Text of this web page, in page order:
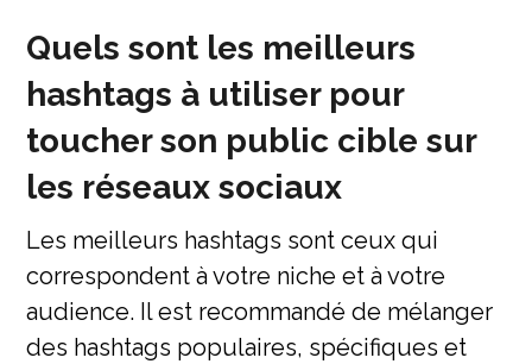
Quels sont les meilleurs
hashtags à utiliser pour
toucher son public cible sur
les réseaux sociaux
Les meilleurs hashtags sont ceux qui
correspondent à votre niche et à votre
audience. Il est recommandé de mélanger
des hashtags populaires, spécifiques et